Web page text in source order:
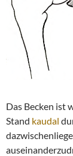
Das Becken ist
Stand kaudal